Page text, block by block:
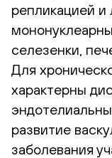
репликацией и
селезенки,
Для
характерны
развитие
заболевания